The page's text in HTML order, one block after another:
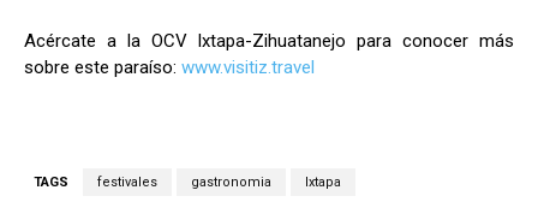
Acércate a la OCV Ixtapa-Zihuatanejo para conocer más
sobre este paraíso: www.visitiz.travel
TAGS festivales gastronomia Ixtapa